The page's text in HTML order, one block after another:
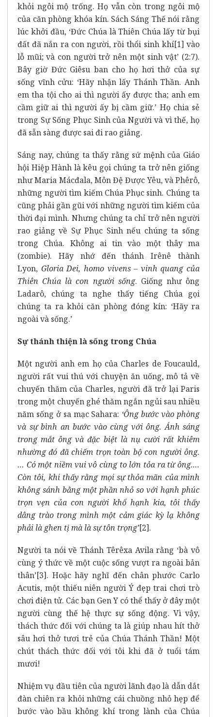
khỏi ngôi mộ trống. Họ vẫn còn trong ngôi mộ
của căn phòng khóa kín. Sách Sáng Thế nói rằng
lúc khởi đầu, ‘Đức Chúa là Thiên Chúa lấy từ bụi
đất đã nắn ra con người, rồi thổi sinh khí[1] vào
lỗ mũi; và con người trở nên một sinh vật’ (2:7).
Bây giờ Đức Giêsu ban cho họ hơi thở của sự
sống vĩnh cửu: ‘Hãy nhận lấy Thánh Thần. Anh
em tha tội cho ai thì người ấy được tha; anh em
cầm giữ ai thì người ấy bị cầm giữ.’ Họ chia sẻ
trong Sự Sống Phục Sinh của Người và vì thế, họ
đã sẵn sàng được sai đi rao giảng.
Sáng nay, chúng ta thấy rằng sứ mệnh của Giáo
hội Hiệp Hành là kêu gọi chúng ta trở nên giống
như Maria Mácđala, Môn Đệ Được Yêu, và Phêrô,
những người tìm kiếm Chúa Phục sinh. Chúng ta
cũng phải gần gũi với những người tìm kiếm của
thời đại mình. Nhưng chúng ta chỉ trở nên người
rao giảng về Sự Phục Sinh nếu chúng ta sống
trong Chúa. Không ai tin vào một thây ma
(zombie). Hãy nhớ đến thánh Irênê thành
Lyon, Gloria Dei, homo vivens – vinh quang của
Thiên Chúa là con người sống. Giống như ông
Ladarô, chúng ta nghe thấy tiếng Chúa gọi
chúng ta ra khỏi căn phòng đóng kín: ‘Hãy ra
ngoài và sống.’
Sự thánh thiện là sống trong Chúa
Một người anh em họ của Charles de Foucauld,
người rất vui thú với chuyện ăn uống, mô tả về
chuyến thăm của Charles, người đã trở lại Paris
trong một chuyến ghé thăm ngắn ngủi sau nhiều
năm sống ở sa mạc Sahara: ‘Ông bước vào phòng
và sự bình an bước vào cùng với ông. Ánh sáng
trong mắt ông và đặc biệt là nụ cười rất khiêm
nhường đó đã chiếm trọn toàn bộ con người ông.
… Có một niềm vui vô cùng to lớn tỏa ra từ ông.…
Còn tôi, khi thấy rằng mọi sự thỏa mãn của mình
không sánh bằng một phần nhỏ so với hạnh phúc
trọn vẹn của con người khổ hạnh kia, tôi thấy
dâng trào trong mình một cảm giác kỳ lạ không
phải là ghen tị mà là sự tôn trọng’[2].
Người ta nói về Thánh Têrêxa Avila rằng ‘bà vô
cùng ý thức về một cuộc sống vượt ra ngoài bản
thân’[3]. Hoặc hãy nghĩ đến chân phước Carlo
Acutis, một thiếu niên người Ý đẹp trai chơi trò
chơi điện tử. Các bạn Gen Y có thể thấy ở đây một
người cùng thế hệ thực sự sống động. Vì vậy,
thách thức đối với chúng ta là giúp nhau hít thở
sâu hơi thở tươi trẻ của Chúa Thánh Thần! Một
chút thách thức đối với tôi khi đã ở tuổi tám
mươi!
Nhiệm vụ đầu tiên của người lãnh đạo là dẫn dắt
đàn chiên ra khỏi những cái chuồng nhỏ hẹp để
bước vào bầu không khí trong lành của Chúa